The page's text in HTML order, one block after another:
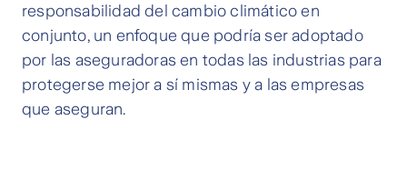
responsabilidad del cambio climático en
conjunto, un enfoque que podría ser adoptado
por las aseguradoras en todas las industrias para
protegerse mejor a sí mismas y a las empresas
que aseguran.